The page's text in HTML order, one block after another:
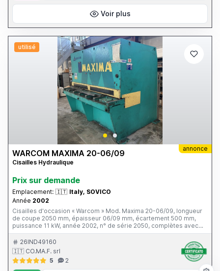
Voir plus
utilisé
annonce
WARCOM MAXIMA 20-06/09
Cisailles Hydraulique
Prix ​​sur demande
Emplacement: 🇮🇹 Italy, SOVICO
Année 2002
Cisailles d'occasion « Warcom » Mod. Maxima 20-06/09, longueur
de coupe 2050 mm, épaisseur 06/09 mm, écartement 500 mm,
puissance 11 kW, année 2002, n° de série 2050, complètes avec
protections de sécurité, accessoires standard, livret d'instructions
et certification CE.
26IND49160
🇮🇹 CO.MA.F. srl
5
2